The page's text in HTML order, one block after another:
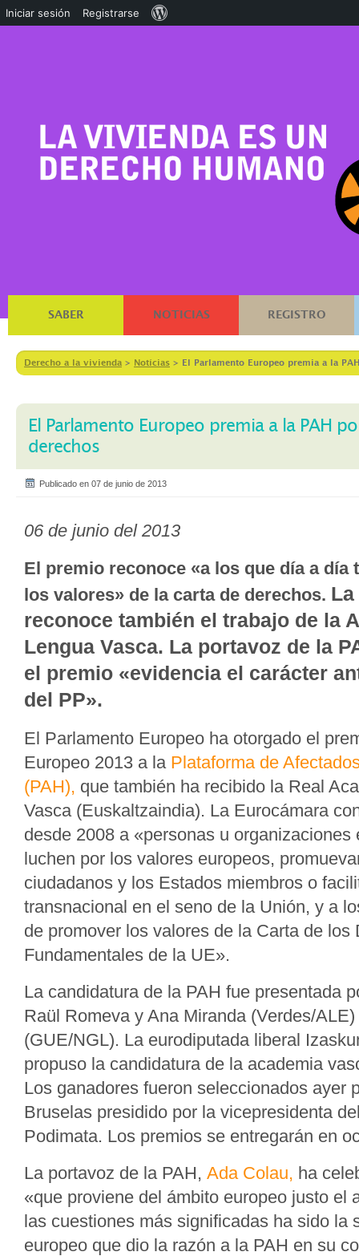
SABER NOTICIAS REGISTRO
Derecho a la vivienda > Notícias > El Parlamento Europeo premia a la
El Parlamento Europeo premia a la PAH
derechos
Publicado en 07 de junio de 2013
06 de junio del 2013
El premio reconoce «a los que día a día
los valores» de la carta de derechos.
reconoce también el trabajo de la
Lengua Vasca. La portavoz de la
el premio «evidencia el carácter
del PP».
El Parlamento Europeo ha otorgado el
Europeo 2013 a la Plataforma de
(PAH), que también ha recibido la Real
Vasca (Euskaltzaindia). La Eurocámara
desde 2008 a «personas u organizaciones
luchen por los valores europeos,
ciudadanos y los Estados miembros o
transnacional en el seno de la Unión, y a
de promover los valores de la Carta de los
Fundamentales de la UE».
La candidatura de la PAH fue presentada
Raül Romeva y Ana Miranda (Verdes/
(GUE/NGL). La eurodiputada liberal
propuso la candidatura de la academia
Los ganadores fueron seleccionados ayer
Bruselas presidido por la vicepresidenta
Podimata. Los premios se entregarán en
La portavoz de la PAH, Ada Colau, ha
«que proviene del ámbito europeo justo el
las cuestiones más significadas ha sido la
europeo que dio la razón a la PAH en su
Iniciar sesión Registrarse